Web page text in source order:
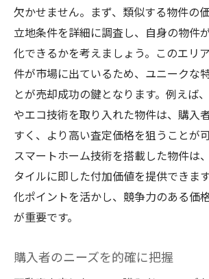
欠かせません。まず、類似する物件の
立地条件を詳細に調査し、自身の物件
化できるかを考えましょう。このエリ
件が市場に出ているため、ユニークな
とが売却成功の鍵となります。例えば
やエコ技術を取り入れた物件は、購入
すく、より高い査定価格を狙うことが
スマートホーム技術を搭載した物件は
タイルに即した付加価値を提供できま
化ポイントを活かし、競争力のある価
が重要です。
購入者のニーズを的確に把握